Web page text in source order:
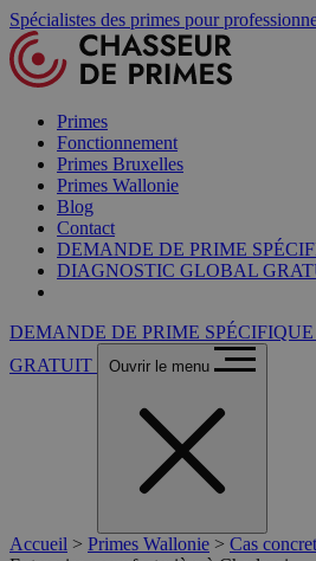
Spécialistes des primes pour
Primes
Fonctionnement
Primes Bruxelles
Primes Wallonie
Blog
Contact
DEMANDE DE PRIME
DIAGNOSTIC GLOBAL
DEMANDE DE PRIME SPÉCIFIQUE
GRATUIT
Ouvrir le menu
Accueil > Primes Wallonie > Cas